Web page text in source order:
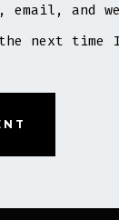
email, and
next time I